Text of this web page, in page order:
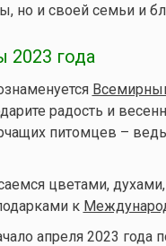
но и своей семьи и
2023 года
радость и
питомцев –
цветами,
к
апреля 2023